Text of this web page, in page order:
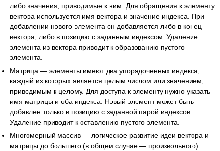
либо значения, приводимые к ним. Для обращения к элементу
вектора используется имя вектора и значение индекса. При
добавлении нового элемента он добавляется либо в конец
вектора, либо в позицию с заданным индексом. Удаление
элемента из вектора приводит к образованию пустого
элемента.
Матрица — элементы имеют два упорядоченных индекса,
каждый из которых является целым числом или значением,
приводимым к целому. Для доступа к элементу нужно указать
имя матрицы и оба индекса. Новый элемент может быть
добавлен только в позицию с заданной парой индексов.
Удаление приводит к оставлению пустого элемента.
Многомерный массив — логическое развитие идеи вектора и
матрицы до большего (в общем случае — произвольного)